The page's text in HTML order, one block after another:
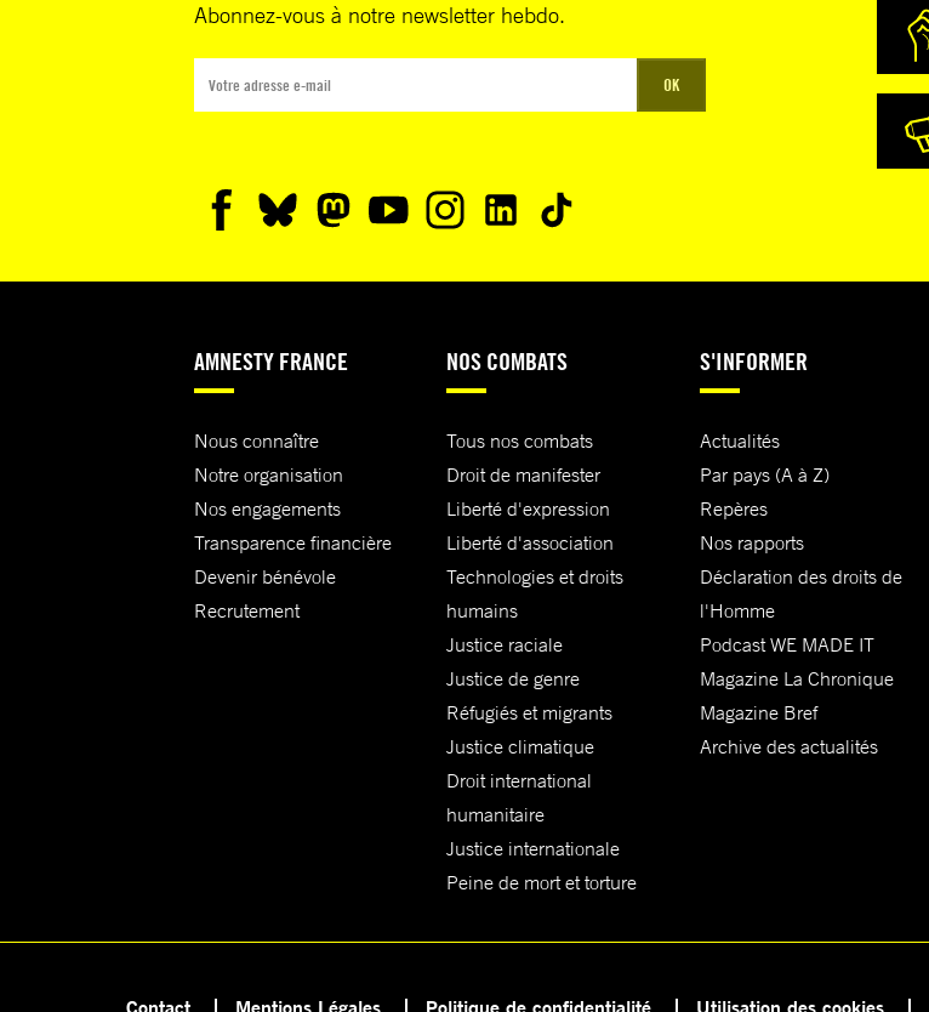
Abonnez-vous à notre newsletter hebdo.
OK
AMNESTY FRANCE
Nous connaître
Notre organisation
Nos engagements
Transparence financière
Devenir bénévole
Recrutement
NOS COMBATS
Tous nos combats
Droit de manifester
Liberté d'expression
Liberté d'association
Technologies et droits
humains
Justice raciale
Justice de genre
Réfugiés et migrants
Justice climatique
Droit international
humanitaire
Justice internationale
Peine de mort et torture
S'INFORMER
Actualités
Par pays (A à Z)
Repères
Nos rapports
Déclaration des droits de
l'Homme
Podcast WE MADE IT
Magazine La Chronique
Magazine Bref
Archive des actualités
Contact Mentions Légales Politique de confidentialité Utilisation des cookies